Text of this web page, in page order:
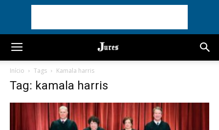
Início Tags Kamala harris
Tag: kamala harris